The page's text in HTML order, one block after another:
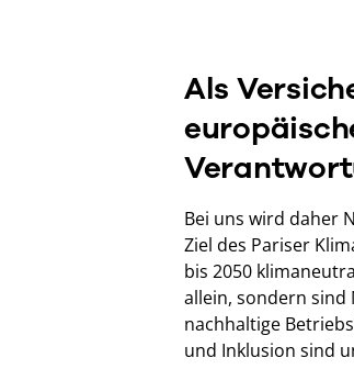
Als
Bei uns wird daher
Ziel des Pariser
bis 2050
allein, sondern
nachhaltige
und Inklusion sind